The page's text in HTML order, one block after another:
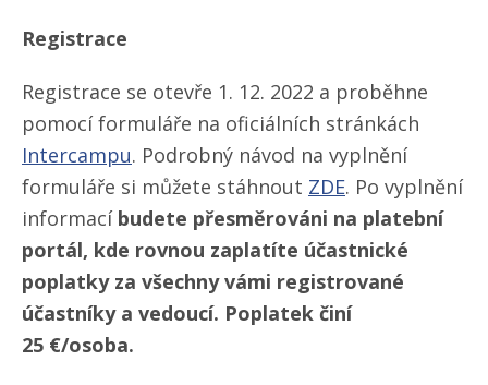
Registrace
Registrace se otevře 1. 12. 2022 a proběhne
pomocí formuláře na oficiálních stránkách
Intercampu. Podrobný návod na vyplnění
formuláře si můžete stáhnout ZDE. Po vyplnění
informací budete přesměrováni na platební
portál, kde rovnou zaplatíte účastnické
poplatky za všechny vámi registrované
účastníky a vedoucí. Poplatek činí
25 €/osoba.